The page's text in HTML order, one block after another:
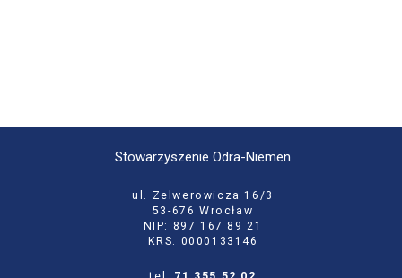
Stowarzyszenie Odra-Niemen
ul. Zelwerowicza 16/3
53-676 Wrocław
NIP: 897 167 89 21
KRS: 0000133146